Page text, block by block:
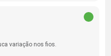
variação nos fios.